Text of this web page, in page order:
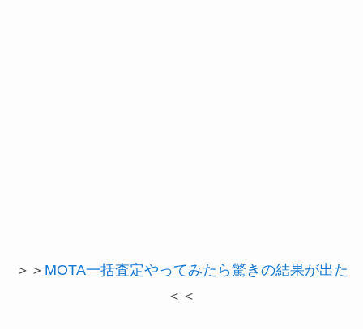
＞＞ MOTA一括査定やってみたら驚きの結果が出た
＜＜